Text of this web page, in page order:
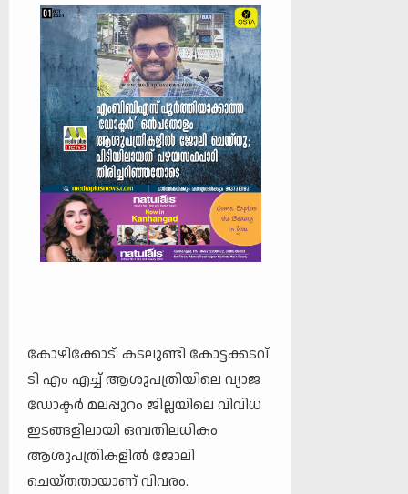
കോഴിക്കോട്: കടലുണ്ടി കോട്ടക്കടവ്
ടി എം എച്ച് ആശുപത്രിയിലെ വ്യാജ
ഡോക്ടര്‍ മലപ്പുറം ജില്ലയിലെ വിവിധ
ഇടങ്ങളിലായി ഒമ്പതിലധികം
ആശുപത്രികളില്‍ ജോലി
ചെയ്തതായാണ് വിവരം.